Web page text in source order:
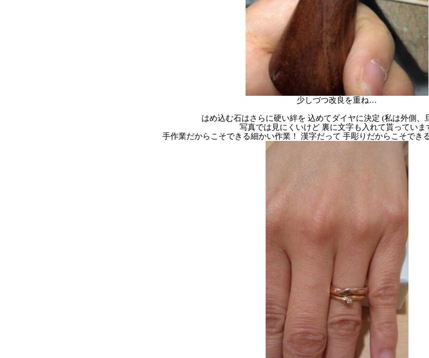
少しづつ改良を重ね…
はめ込む石はさらに硬い絆を 込めてダイヤに決定 (私は外側、
写真では見にくいけど 裏に文字も入れて貰っていま
手作業だからこそできる細かい作業！ 漢字だって 手彫りだからこそでき